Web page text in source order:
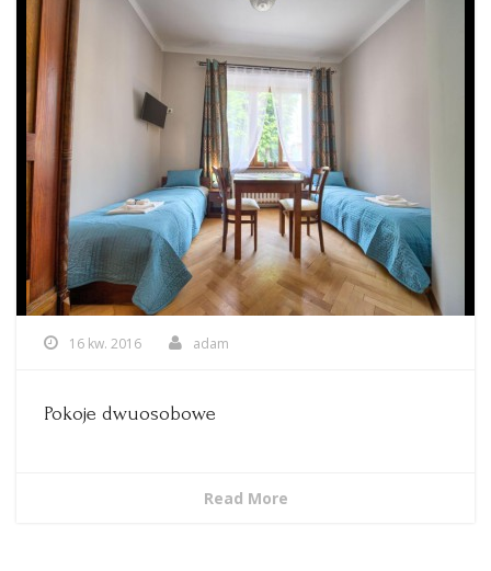
16 kw. 2016 adam
Pokoje dwuosobowe
Read More